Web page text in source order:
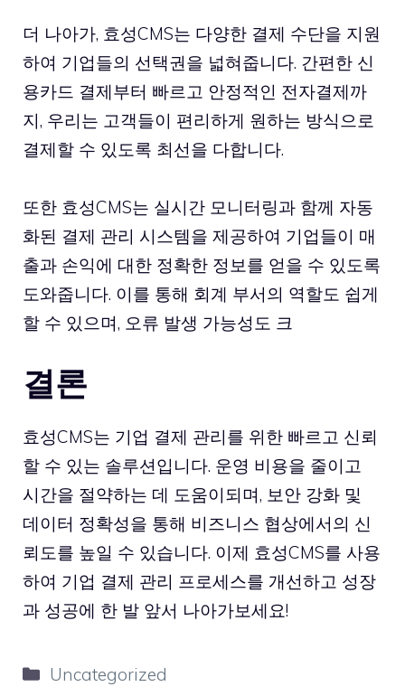
더 나아가, 효성CMS는 다양한 결제 수단을 지원
하여 기업들의 선택권을 넓혀줍니다. 간편한 신
용카드 결제부터 빠르고 안정적인 전자결제까
지, 우리는 고객들이 편리하게 원하는 방식으로
결제할 수 있도록 최선을 다합니다.
또한 효성CMS는 실시간 모니터링과 함께 자동
화된 결제 관리 시스템을 제공하여 기업들이 매
출과 손익에 대한 정확한 정보를 얻을 수 있도록
도와줍니다. 이를 통해 회계 부서의 역할도 쉽게
할 수 있으며, 오류 발생 가능성도 크
결론
효성CMS는 기업 결제 관리를 위한 빠르고 신뢰
할 수 있는 솔루션입니다. 운영 비용을 줄이고
시간을 절약하는 데 도움이되며, 보안 강화 및
데이터 정확성을 통해 비즈니스 협상에서의 신
뢰도를 높일 수 있습니다. 이제 효성CMS를 사용
하여 기업 결제 관리 프로세스를 개선하고 성장
과 성공에 한 발 앞서 나아가보세요!
카
Uncategorized